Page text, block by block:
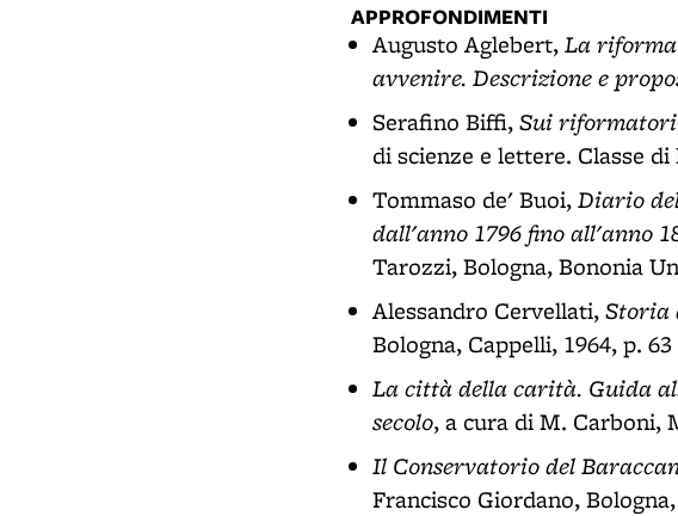
APPROFONDIMENTI
Augusto Aglebert,La riforma
avvenire. Descrizione e
Serafino Biffi,Sui
di scienze e lettere. Classe
Tommaso de' Buoi,Diario
dall'anno 1796 fino all'anno
Tarozzi, Bologna, Bononia
Alessandro Cervellati,Storia
Bologna, Cappelli, 1964, p. 63
La città della carità. Guida
secolo, a cura di M. Carboni,
Il Conservatorio del
Francisco Giordano,